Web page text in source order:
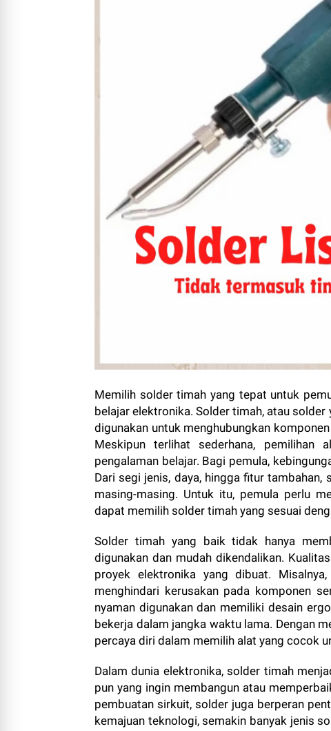
Memilih solder timah yang tepat untuk
belajar elektronika. Solder timah, atau
digunakan untuk menghubungkan
Meskipun terlihat sederhana,
pengalaman belajar. Bagi pemula,
Dari segi jenis, daya, hingga fitur
masing-masing. Untuk itu, pemula perlu
dapat memilih solder timah yang sesuai
Solder timah yang baik tidak hanya
digunakan dan mudah dikendalikan.
proyek elektronika yang dibuat.
menghindari kerusakan pada komponen
nyaman digunakan dan memiliki desain
bekerja dalam jangka waktu lama. Dengan
percaya diri dalam memilih alat yang cocok
Dalam dunia elektronika, solder timah
pun yang ingin membangun atau
pembuatan sirkuit, solder juga berperan
kemajuan teknologi, semakin banyak jenis